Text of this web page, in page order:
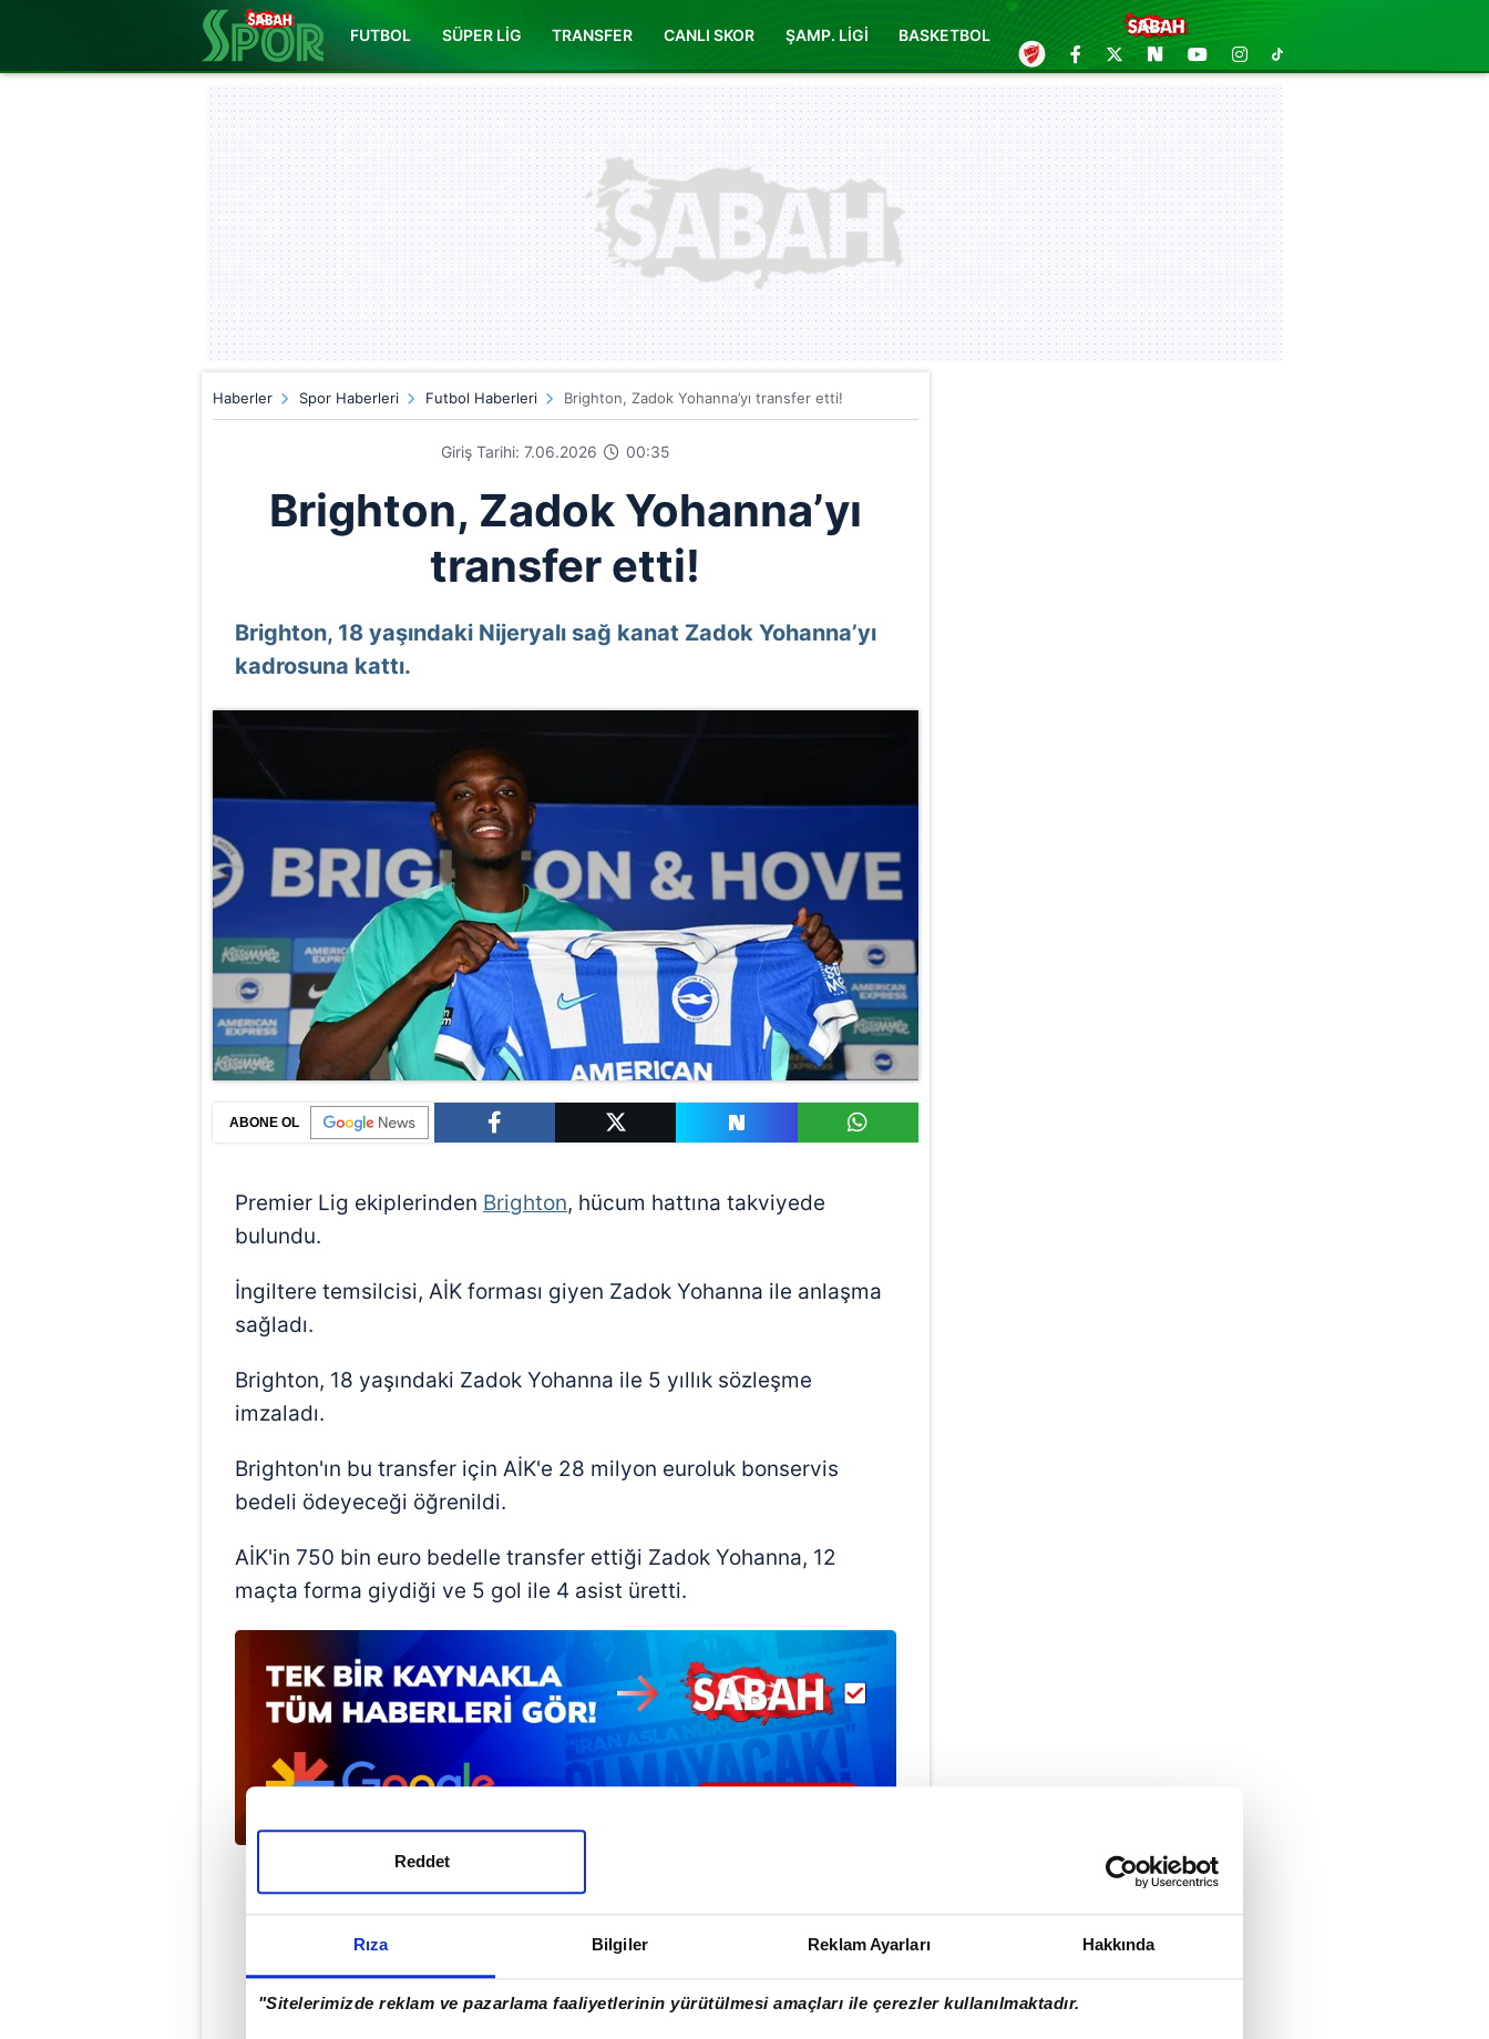
Rıza Bilgiler Reklam Ayarları Hakkında
"Sitelerimizde reklam ve pazarlama faaliyetlerinin yürütülmesi amaçları ile çerezler kullanılmaktadır.
Reddet
FUTBOL SÜPER LİG TRANSFER CANLI SKOR ŞAMP. LİGİ BASKETBOL
Haberler Spor Haberleri Futbol Haberleri Brighton, Zadok Yohanna’yı transfer etti!
Giriş Tarihi: 7.06.2026 00:35
Brighton, Zadok Yohanna’yı
transfer etti!
Brighton, 18 yaşındaki Nijeryalı sağ kanat Zadok Yohanna’yı
kadrosuna kattı.
ABONE OL
Premier Lig ekiplerinden Brighton, hücum hattına takviyede
bulundu.
İngiltere temsilcisi, AİK forması giyen Zadok Yohanna ile anlaşma
sağladı.
Brighton, 18 yaşındaki Zadok Yohanna ile 5 yıllık sözleşme
imzaladı.
Brighton'ın bu transfer için AİK'e 28 milyon euroluk bonservis
bedeli ödeyeceği öğrenildi.
AİK'in 750 bin euro bedelle transfer ettiği Zadok Yohanna, 12
maçta forma giydiği ve 5 gol ile 4 asist üretti.
Haber Girişi
Hakan Kurt - Editör